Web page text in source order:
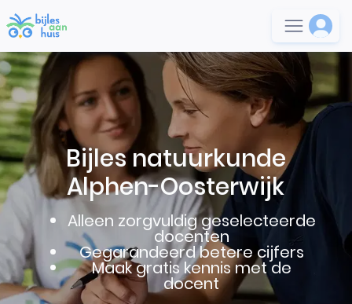
Bijles natuurkunde
Alphen-Oosterwijk
Alleen zorgvuldig geselecteerde
docenten
Gegarandeerd betere cijfers
Maak gratis kennis met de
docent